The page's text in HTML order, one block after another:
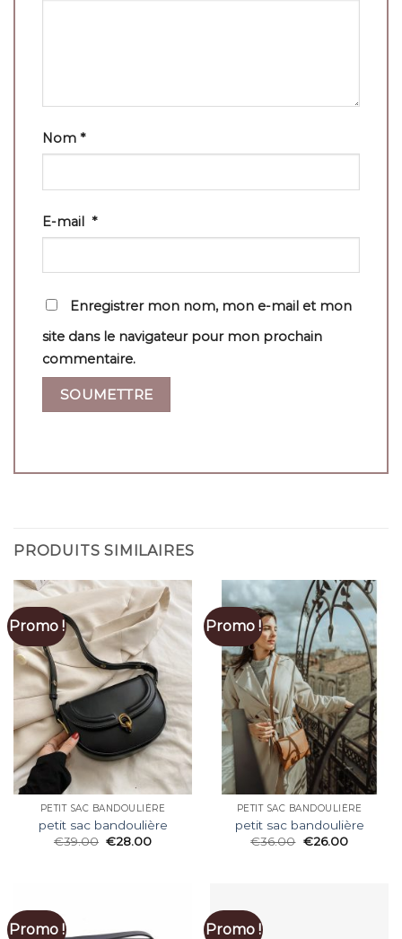
Nom *
E-mail *
Enregistrer mon nom, mon e-mail et mon
site dans le navigateur pour mon prochain
commentaire.
PRODUITS SIMILAIRES
Promo !
PETIT SAC BANDOULIÈRE
petit sac bandoulière
€39.00 €28.00
Promo !
PETIT SAC BANDOULIÈRE
petit sac bandoulière
€36.00 €26.00
Promo ! Promo !